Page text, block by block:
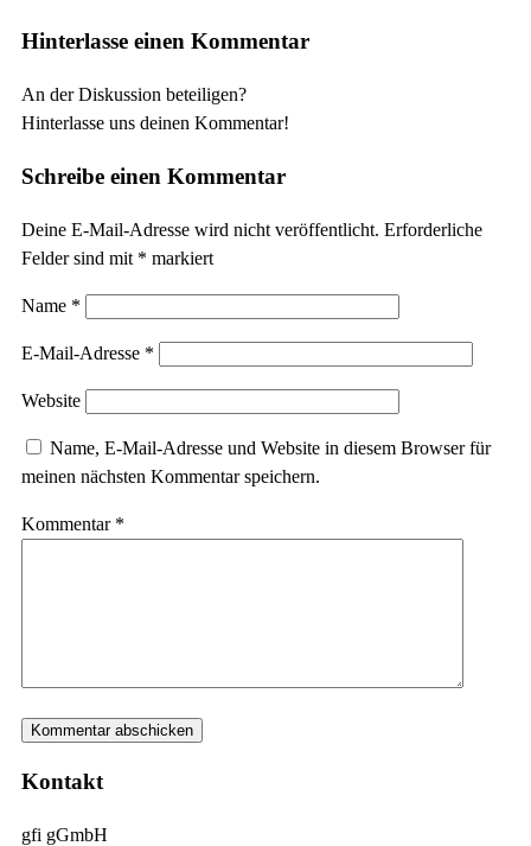
Hinterlasse einen Kommentar
An der Diskussion beteiligen?
Hinterlasse uns deinen Kommentar!
Schreibe einen Kommentar
Deine E-Mail-Adresse wird nicht veröffentlicht. Erforderliche
Felder sind mit * markiert
Name *
E-Mail-Adresse *
Website
Name, E-Mail-Adresse und Website in diesem Browser für
meinen nächsten Kommentar speichern.
Kommentar *
Kontakt
gfi gGmbH